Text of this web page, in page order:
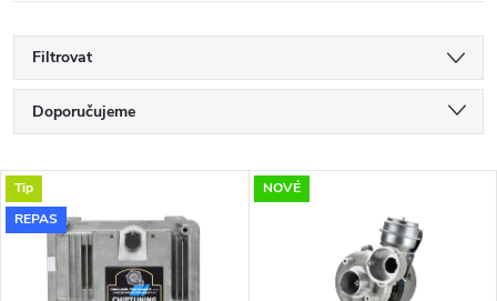
Filtrovat
Ř
a
z
Doporučujeme
Nejdražší
Nejprodávanější
Abecedně
V
ý
Tip
REPAS
NOVÉ